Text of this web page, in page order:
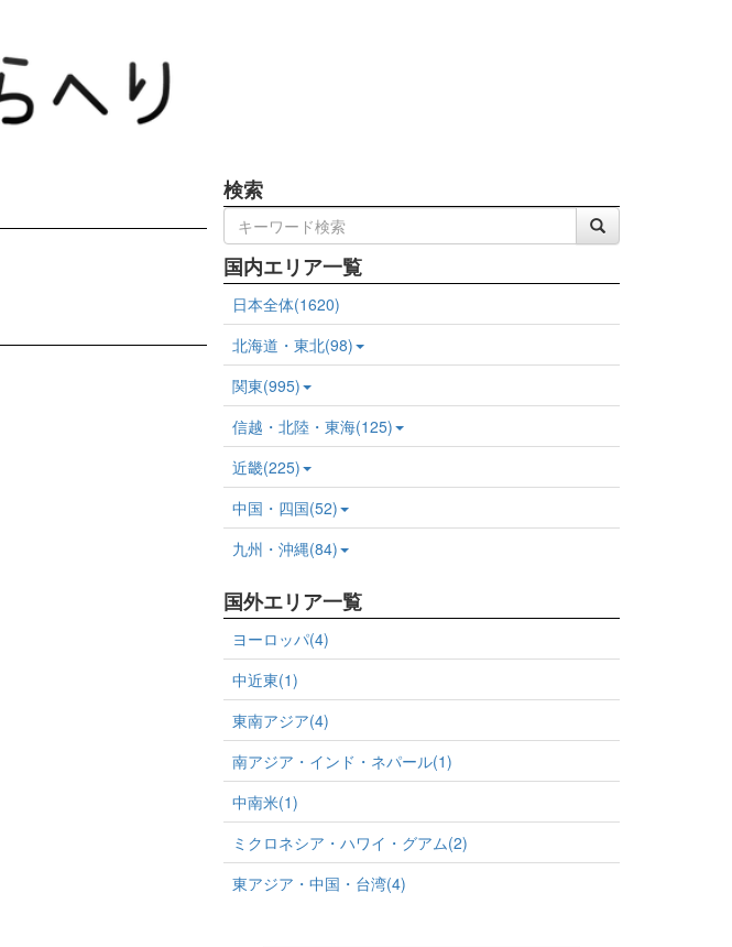
検索
国内エリア一覧
日本全体(1620)
北海道・東北(98)
関東(995)
信越・北陸・東海(125)
近畿(225)
中国・四国(52)
九州・沖縄(84)
国外エリア一覧
ヨーロッパ(4)
中近東(1)
東南アジア(4)
南アジア・インド・ネパール(1)
中南米(1)
ミクロネシア・ハワイ・グアム(2)
東アジア・中国・台湾(4)